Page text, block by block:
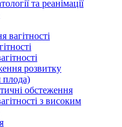
та реанімації
вагітності
розвитку
плода)
обстеження
з високим